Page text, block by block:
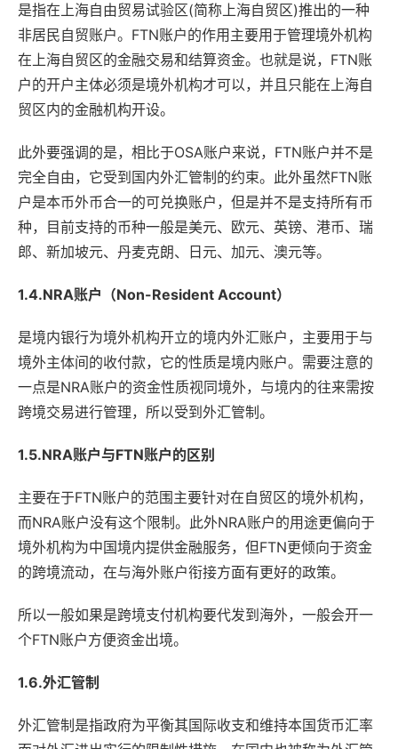
是指在上海自由贸易试验区(简称上海自贸区)推出的一种
非居民自贸账户。FTN账户的作用主要用于管理境外机构
在上海自贸区的金融交易和结算资金。也就是说，FTN账
户的开户主体必须是境外机构才可以，并且只能在上海自
贸区内的金融机构开设。
此外要强调的是，相比于OSA账户来说，FTN账户并不是
完全自由，它受到国内外汇管制的约束。此外虽然FTN账
户是本币外币合一的可兑换账户，但是并不是支持所有币
种，目前支持的币种一般是美元、欧元、英镑、港币、瑞
郎、新加坡元、丹麦克朗、日元、加元、澳元等。
1.4.NRA账户（Non-Resident Account）
是境内银行为境外机构开立的境内外汇账户，主要用于与
境外主体间的收付款，它的性质是境内账户。需要注意的
一点是NRA账户的资金性质视同境外，与境内的往来需按
跨境交易进行管理，所以受到外汇管制。
1.5.NRA账户与FTN账户的区别
主要在于FTN账户的范围主要针对在自贸区的境外机构，
而NRA账户没有这个限制。此外NRA账户的用途更偏向于
境外机构为中国境内提供金融服务，但FTN更倾向于资金
的跨境流动，在与海外账户衔接方面有更好的政策。
所以一般如果是跨境支付机构要代发到海外，一般会开一
个FTN账户方便资金出境。
1.6.外汇管制
外汇管制是指政府为平衡其国际收支和维持本国货币汇率